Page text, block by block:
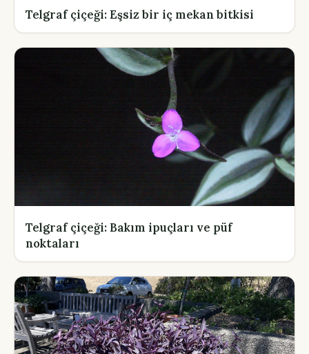
Telgraf çiçeği: Eşsiz bir iç mekan bitkisi
Telgraf çiçeği: Bakım ipuçları ve püf
noktaları